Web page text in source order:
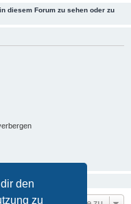
den
zu
diesem Forum zu sehen oder zu